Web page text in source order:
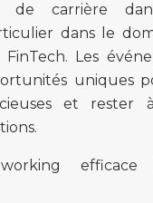
de carrière
dans le
Les
uniques
et